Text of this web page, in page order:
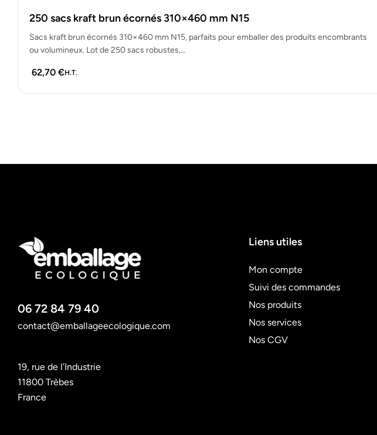
250 sacs kraft brun écornés 310×460 mm N15
Sacs kraft brun écornés 310×460 mm N15, parfaits pour emballer des produits encombrants
ou volumineux. Lot de 250 sacs robustes,…
62,70 €H.T.
06 72 84 79 40
contact@emballageecologique.com
19, rue de l’Industrie
11800 Trèbes
France
Liens utiles
Mon compte
Suivi des commandes
Nos produits
Nos services
Nos CGV